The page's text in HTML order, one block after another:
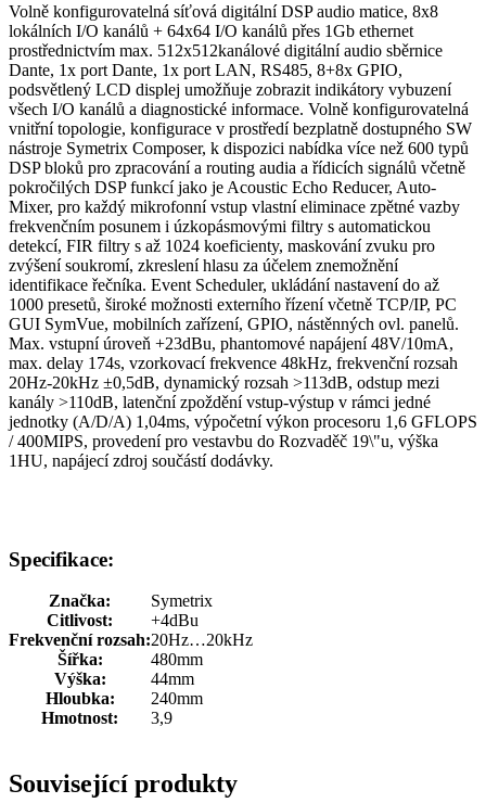
Volně konfigurovatelná síťová digitální DSP audio matice, 8x8
lokálních I/O kanálů + 64x64 I/O kanálů přes 1Gb ethernet
prostřednictvím max. 512x512kanálové digitální audio sběrnice
Dante, 1x port Dante, 1x port LAN, RS485, 8+8x GPIO,
podsvětlený LCD displej umožňuje zobrazit indikátory vybuzení
všech I/O kanálů a diagnostické informace. Volně konfigurovatelná
vnitřní topologie, konfigurace v prostředí bezplatně dostupného SW
nástroje Symetrix Composer, k dispozici nabídka více než 600 typů
DSP bloků pro zpracování a routing audia a řídicích signálů včetně
pokročilých DSP funkcí jako je Acoustic Echo Reducer, Auto-
Mixer, pro každý mikrofonní vstup vlastní eliminace zpětné vazby
frekvenčním posunem i úzkopásmovými filtry s automatickou
detekcí, FIR filtry s až 1024 koeficienty, maskování zvuku pro
zvýšení soukromí, zkreslení hlasu za účelem znemožnění
identifikace řečníka. Event Scheduler, ukládání nastavení do až
1000 presetů, široké možnosti externího řízení včetně TCP/IP, PC
GUI SymVue, mobilních zařízení, GPIO, nástěnných ovl. panelů.
Max. vstupní úroveň +23dBu, phantomové napájení 48V/10mA,
max. delay 174s, vzorkovací frekvence 48kHz, frekvenční rozsah
20Hz-20kHz ±0,5dB, dynamický rozsah >113dB, odstup mezi
kanály >110dB, latenční zpoždění vstup-výstup v rámci jedné
jednotky (A/D/A) 1,04ms, výpočetní výkon procesoru 1,6 GFLOPS
/ 400MIPS, provedení pro vestavbu do Rozvaděč 19\"u, výška
1HU, napájecí zdroj součástí dodávky.
Specifikace:
Značka:
Symetrix
Citlivost:
+4dBu
Frekvenční rozsah:20Hz…20kHz
Šířka:
480mm
Výška:
44mm
Hloubka:
240mm
Hmotnost:
3,9
Související produkty